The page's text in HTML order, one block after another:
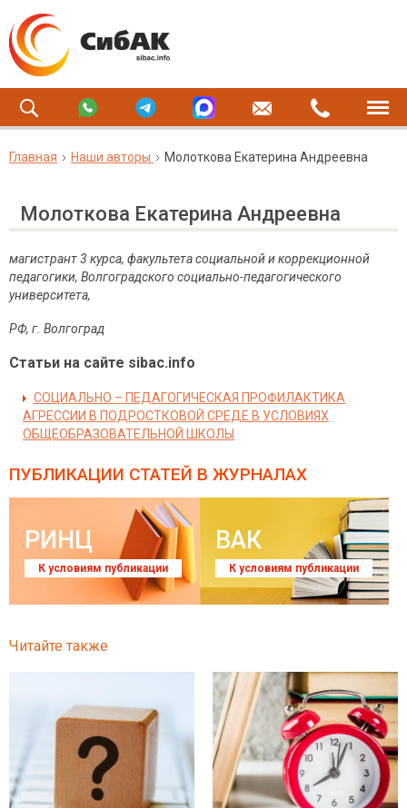
Главная Наши авторы Молоткова Екатерина Андреевна
Молоткова Екатерина Андреевна
магистрант 3 курса, факультета социальной и коррекционной
педагогики, Волгоградского социально-педагогического
университета,
РФ, г. Волгоград
Статьи на сайте sibac.info
СОЦИАЛЬНО – ПЕДАГОГИЧЕСКАЯ ПРОФИЛАКТИКА
АГРЕССИИ В ПОДРОСТКОВОЙ СРЕДЕ В УСЛОВИЯХ
ОБЩЕОБРАЗОВАТЕЛЬНОЙ ШКОЛЫ
ПУБЛИКАЦИИ СТАТЕЙ В ЖУРНАЛАХ
РИНЦ
К условиям публикации
ВАК
К условиям публикации
Читайте также